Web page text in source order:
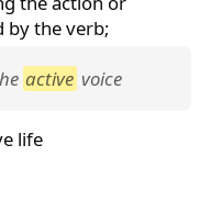
by the verb;
active voice
life